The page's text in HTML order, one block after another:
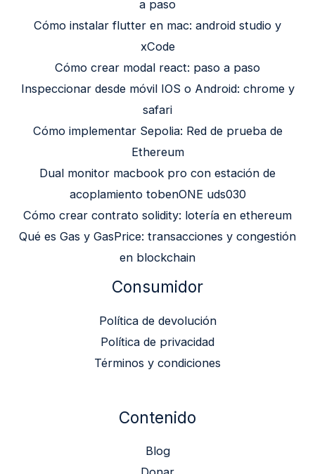
a paso
Cómo instalar flutter en mac: android studio y
xCode
Cómo crear modal react: paso a paso
Inspeccionar desde móvil IOS o Android: chrome y
safari
Cómo implementar Sepolia: Red de prueba de
Ethereum
Dual monitor macbook pro con estación de
acoplamiento tobenONE uds030
Cómo crear contrato solidity: lotería en ethereum
Qué es Gas y GasPrice: transacciones y congestión
en blockchain
Consumidor
Política de devolución
Política de privacidad
Términos y condiciones
Contenido
Blog